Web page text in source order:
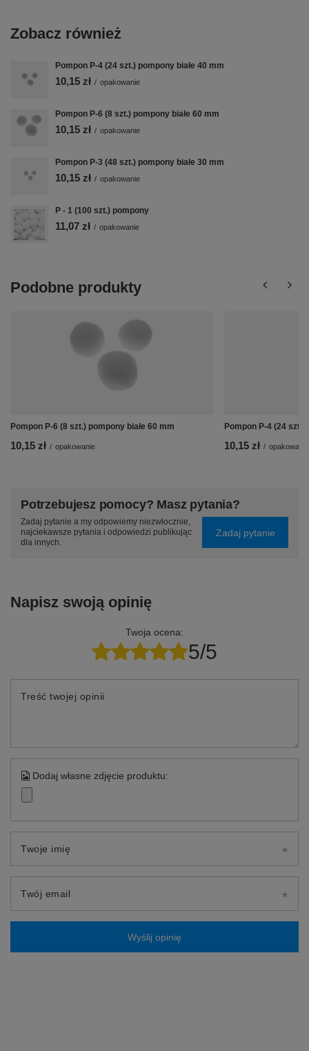
Zobacz również
Pompon P-4 (24 szt.) pompony białe 40 mm
10,15 zł / opakowanie
Pompon P-6 (8 szt.) pompony białe 60 mm
10,15 zł / opakowanie
Pompon P-3 (48 szt.) pompony białe 30 mm
10,15 zł / opakowanie
P - 1 (100 szt.) pompony
11,07 zł / opakowanie
Podobne produkty
Pompon P-6 (8 szt.) pompony białe 60 mm
10,15 zł / opakowanie
Pompon P-4 (24 szt.)
10,15 zł / opakowanie
Potrzebujesz pomocy? Masz pytania?
Zadaj pytanie a my odpowiemy niezwłocznie,
najciekawsze pytania i odpowiedzi publikując
dla innych.
Zadaj pytanie
Napisz swoją opinię
Twoja ocena:
5/5
Treść twojej opinii
Dodaj własne zdjęcie produktu:
Twoje imię
Twój email
Wyślij opinię